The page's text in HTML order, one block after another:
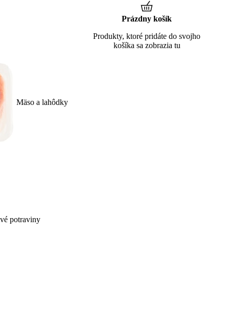
Mäso a lahôdky
potraviny
Prázdny košík
Produkty, ktoré pridáte do svojho
košíka sa zobrazia tu